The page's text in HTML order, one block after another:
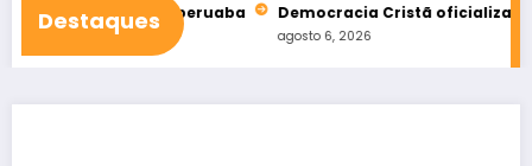
Destaques
de Taperuaba Democracia Cristã oficializa apoio a Ciro
agosto 6, 2026